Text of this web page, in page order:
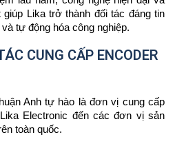
giúp Lika trở thành đối tác đáng tin
tự động hóa công nghiệp.
CUNG CẤP ENCODER
Anh tự hào là đơn vị cung cấp
Electronic đến các đơn vị sản
toàn quốc.